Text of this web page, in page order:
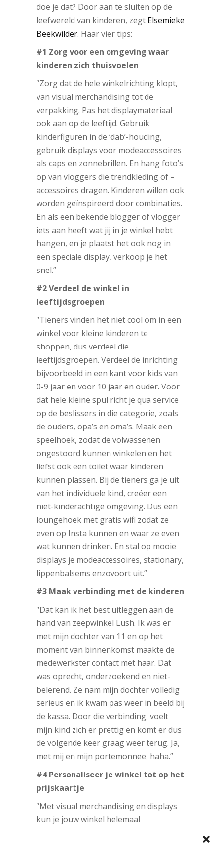
doe je dat? Door aan te sluiten op de
leefwereld van kinderen, zegt Elsemieke
Beekwilder. Haar vier tips:
#1 Zorg voor een omgeving waar
kinderen zich thuisvoelen
“Zorg dat de hele winkelrichting klopt,
van visual merchandising tot de
verpakking. Pas het displaymateriaal
ook aan op de leeftijd. Gebruik
kinderfiguren in de ‘dab’-houding,
gebruik displays voor modeaccessoires
als caps en zonnebrillen. En hang foto’s
op van vloggers die trendkleding of –
accessoires dragen. Kinderen willen ook
worden geïnspireerd door combinaties.
En als een bekende blogger of vlogger
iets aan heeft wat jij in je winkel hebt
hangen, en je plaatst het ook nog in
een speciale display, verkoop je het
snel.”
#2 Verdeel de winkel in
leeftijdsgroepen
“Tieners vinden het niet cool om in een
winkel voor kleine kinderen te
shoppen, dus verdeel die
leeftijdsgroepen. Verdeel de inrichting
bijvoorbeeld in een kant voor kids van
0-9 jaar en voor 10 jaar en ouder. Voor
dat hele kleine spul richt je qua service
op de beslissers in die categorie, zoals
de ouders, opa’s en oma’s. Maak een
speelhoek, zodat de volwassenen
ongestoord kunnen winkelen en het
liefst ook een toilet waar kinderen
kunnen plassen. Bij de tieners ga je uit
van het individuele kind, creëer een
niet-kinderachtige omgeving. Dus een
loungehoek met gratis wifi zodat ze
even op Insta kunnen en waar ze even
wat kunnen drinken. En stal op mooie
displays je modeaccessoires, stationary,
lippenbalsems enzovoort uit.”
#3 Maak verbinding met de kinderen
“Dat kan ik het best uitleggen aan de
hand van zeepwinkel Lush. Ik was er
met mijn dochter van 11 en op het
moment van binnenkomst maakte de
medewerkster contact met haar. Dat
was oprecht, onderzoekend en niet-
belerend. Ze nam mijn dochter volledig
serieus en ik kwam pas weer in beeld bij
de kassa. Door die verbinding, voelt
mijn kind zich er prettig en komt er dus
de volgende keer graag weer terug. Ja,
met mij en mijn portemonnee, haha.”
#4 Personaliseer je winkel tot op het
prijskaartje
“Met visual merchandising en displays
kun je jouw winkel helemaal